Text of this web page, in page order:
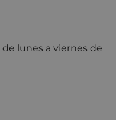
lunes a viernes de